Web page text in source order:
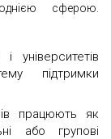
сферою.
підтримки
працюють як
або групові